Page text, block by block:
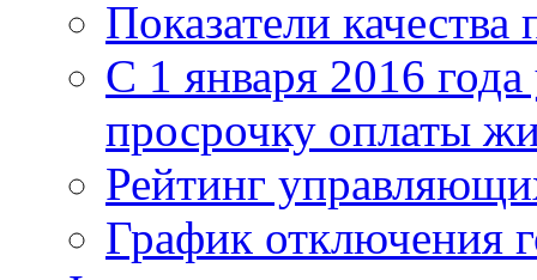
Показатели
С 1 января 2016
просрочку оплаты
Рейтинг
График отключения